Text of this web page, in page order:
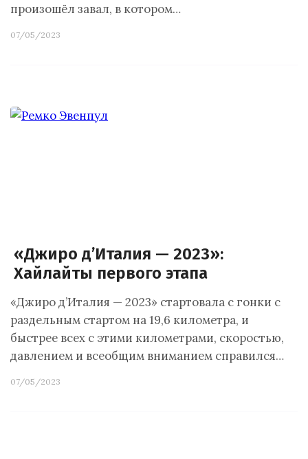
произошёл завал, в котором…
07/05/2023
«Джиро д’Италия — 2023»:
Хайлайты первого этапа
«Джиро д’Италия — 2023» стартовала с гонки с
раздельным стартом на 19,6 километра, и
быстрее всех с этими километрами, скоростью,
давлением и всеобщим вниманием справился…
07/05/2023